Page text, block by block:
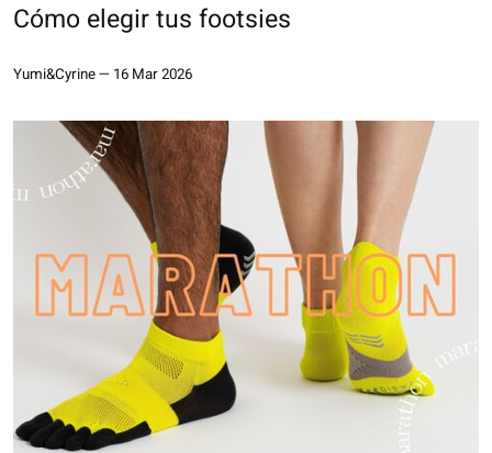
Cómo elegir tus footsies
Yumi&Cyrine— 16 Mar 2026